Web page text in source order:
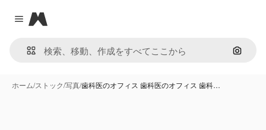
Close menu
Magnific
画像で
ホーム/ストック/写真/歯科医のオフィス 歯科医のオフィス 歯科…